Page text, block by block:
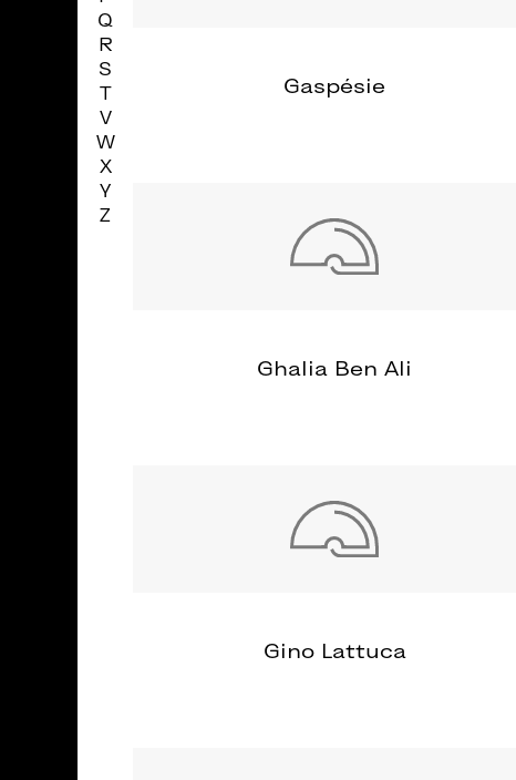
Q
R
S
T
V
W
X
Y
Z
Gaspésie
Ghalia Ben Ali
Gino Lattuca